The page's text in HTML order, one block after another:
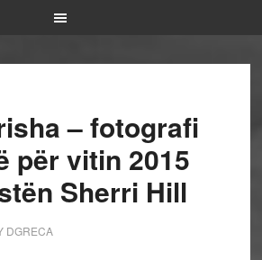
– fotografi
për vitin 2015
Sherri Hill
DGRECA